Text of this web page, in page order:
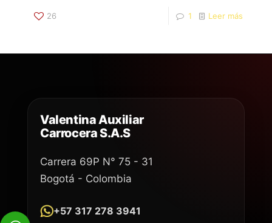
26 1 Leer más
Valentina Auxiliar
Carrocera S.A.S
Carrera 69P N° 75 - 31
Bogotá - Colombia
+57 317 278 3941